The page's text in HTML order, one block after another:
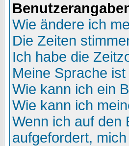
Wie ändere ich
Die Zeiten
Ich habe die
Meine Sprache
Wie kann ich ein
Wie kann ich
Wenn ich auf den
aufgefordert,